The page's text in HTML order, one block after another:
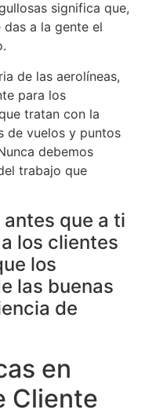
significa que,
a la gente el
de las aerolíneas,
para los
tratan con la
de vuelos y puntos
debemos
trabajo que
antes que a ti
los clientes
los
las buenas
de
en
Cliente